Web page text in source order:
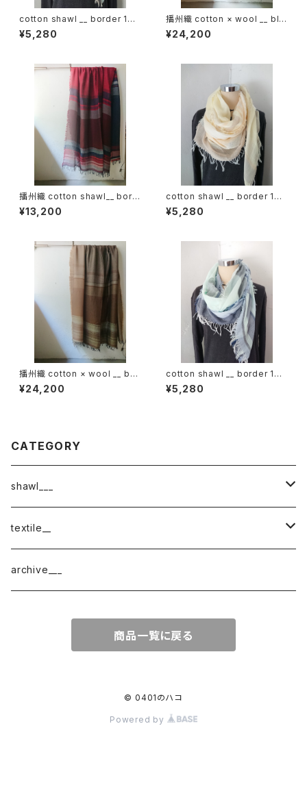
cotton shawl __ border 160
春霖w
¥5,280
播州織 cotton × wool __ blo
ck 220-120 鬼灯GK
¥24,200
播州織 cotton shawl__ bord
er 220-120 火輪GK
¥13,200
cotton shawl __ border 160
春陽w
¥5,280
播州織 cotton × wool __ bor
der 220-120 枯野GK
¥24,200
cotton shawl __ border 160
白波w
¥5,280
CATEGORY
shawl___
cotton
border
cotton × wool
textile__
織物
archive___
商品一覧に戻る
© 0401のハコ
Powered by